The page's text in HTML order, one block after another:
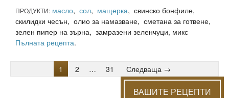
ПРОДУКТИ: масло, сол, мащерка, свинско бонфиле,
скилидки чесън, олио за намазване, сметана за готвене,
зелен пипер на зърна, замразени зеленчуци, микс
Пълната рецепта.
1 2 … 31 Следваща →
ВАШИТЕ РЕЦЕПТИ